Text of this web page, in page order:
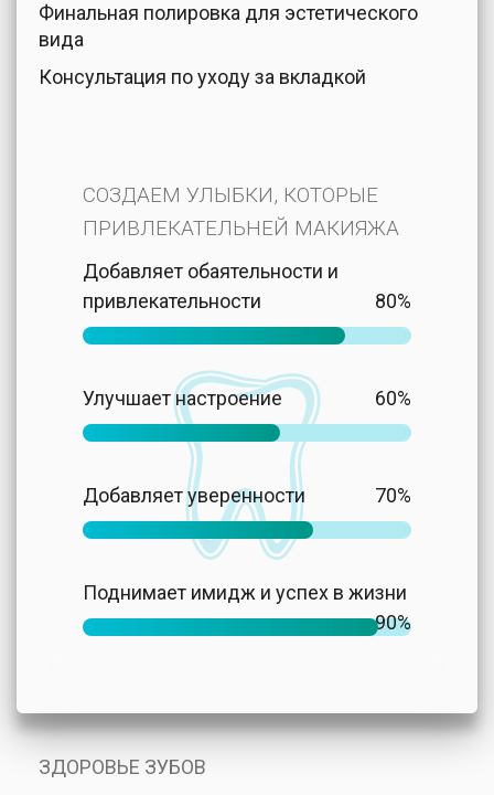
Финальная полировка для эстетического
вида
Консультация по уходу за вкладкой
СОЗДАЕМ УЛЫБКИ, КОТОРЫЕ
ПРИВЛЕКАТЕЛЬНЕЙ МАКИЯЖА
Добавляет обаятельности и
привлекательности
80%
Улучшает настроение 60%
Добавляет уверенности 70%
Поднимает имидж и успех в жизни
90%
ЗДОРОВЬЕ ЗУБОВ